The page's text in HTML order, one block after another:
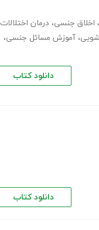
، اخلاق جنسی، درمان اختلالات
، آموزش مسائل جنسی،
دانلود کتاب
دانلود کتاب